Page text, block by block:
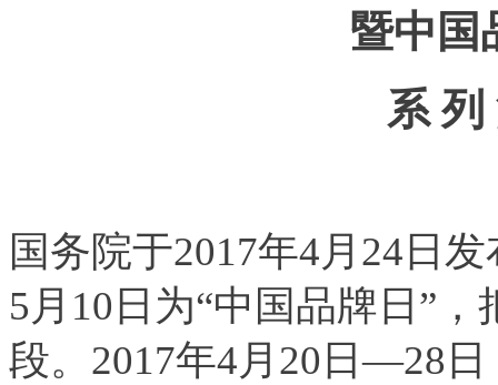
暨中国
系 列
国务院于2017年4月24日
5月10日为“中国品牌日”
段。2017年4月20日—28